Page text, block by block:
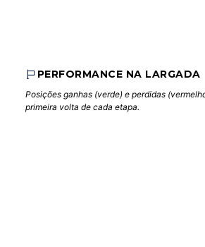
PERFORMANCE NA LARGADA
Posições ganhas (verde) e perdidas
primeira volta de cada etapa.